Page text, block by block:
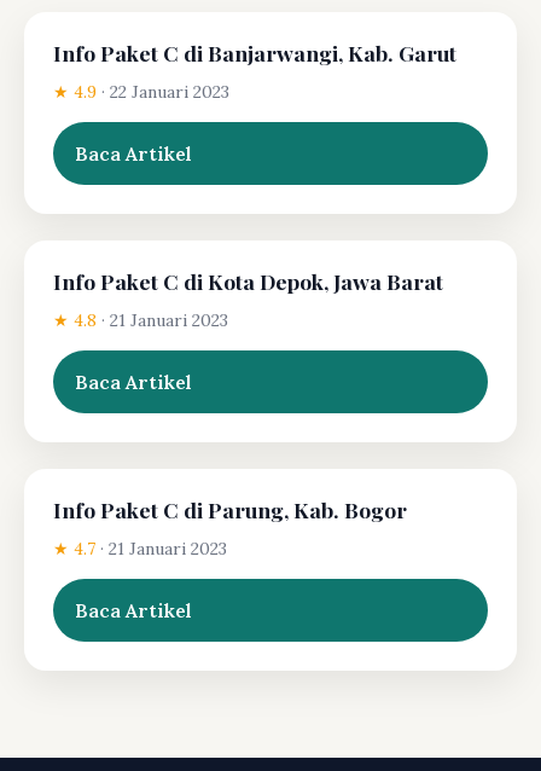
Info Paket C di Banjarwangi, Kab. Garut
★ 4.9 · 22 Januari 2023
Baca Artikel
Info Paket C di Kota Depok, Jawa Barat
★ 4.8 · 21 Januari 2023
Baca Artikel
Info Paket C di Parung, Kab. Bogor
★ 4.7 · 21 Januari 2023
Baca Artikel